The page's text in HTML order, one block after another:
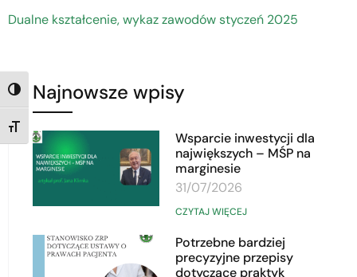
TOGGLE HIGH CONTRAST
TOGGLE FONT SIZE
Dualne kształcenie, wykaz zawodów styczeń 2025
Najnowsze wpisy
Wsparcie inwestycji dla
największych – MŚP na
marginesie
31/07/2026
CZYTAJ WIĘCEJ
Potrzebne bardziej
precyzyjne przepisy
dotyczące praktyk